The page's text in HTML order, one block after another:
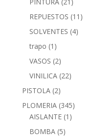
REPUESTOS (11)
SOLVENTES (4)
trapo (1)
VASOS (2)
VINILICA (22)
PISTOLA (2)
PLOMERIA (345)
AISLANTE (1)
BOMBA (5)